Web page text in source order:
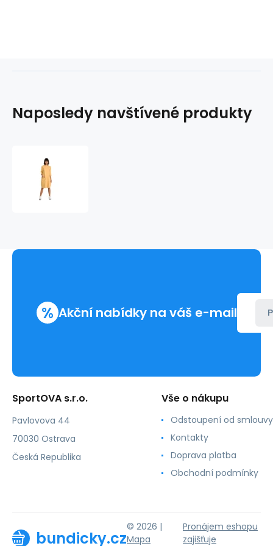
Naposledy navštívené produkty
% Akční nabídky na váš e-mail
SportOVA s.r.o.
Pavlovova 44
70030 Ostrava
Česká Republika
Vše o nákupu
Odstoupení od smlouvy
Kontakty
Doprava platba
Obchodní podmínky
bundicky.cz
© 2026 |
Mapa
Pronájem eshopu
zajišťuje